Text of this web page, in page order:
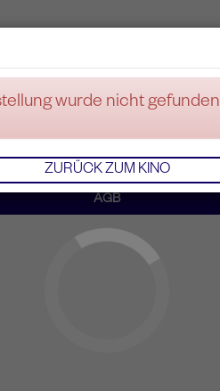
wurde nicht gefunden
ZURÜCK ZUM KINO
AGB